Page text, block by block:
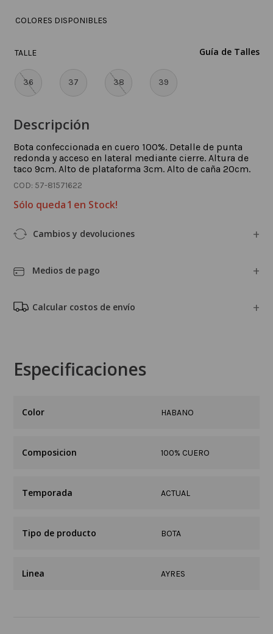
COLORES DISPONIBLES
TALLE
36 37 38 39
Guía de Talles
Descripción
Bota confeccionada en cuero 100%. Detalle de punta
redonda y acceso en lateral mediante cierre. Altura de
taco 9cm. Alto de plataforma 3cm. Alto de caña 20cm.
: 57-81571622
Sólo queda1 en Stock!
Cambios y devoluciones
Medios de pago
Calcular costos de envío
Especificaciones
HABANO
Composicion 100% CUERO
Temporada ACTUAL
Tipo de producto BOTA
Linea AYRES